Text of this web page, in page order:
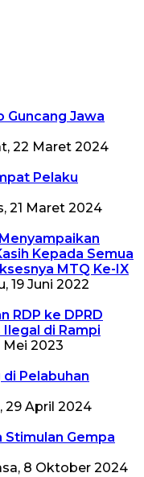
Guncang Jawa
22 Maret 2024
Pelaku
21 Maret 2024
Kepada Semua
MTQ Ke-IX
19 Juni 2022
RDP ke DPRD
di Rampi
Mei 2023
di Pelabuhan
29 April 2024
Stimulan Gempa
8 Oktober 2024